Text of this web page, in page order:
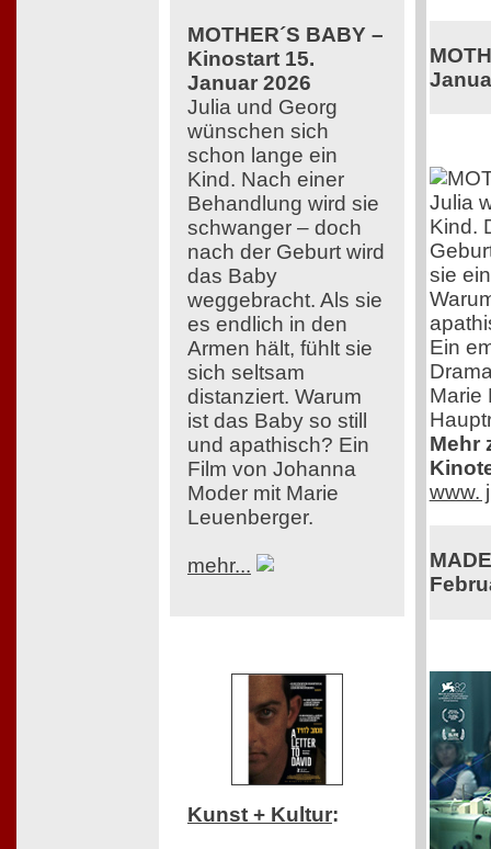
MOTHER´S BABY –
Kinostart 15.
Januar 2026
Julia und Georg
wünschen sich
schon lange ein
Kind. Nach einer
Behandlung wird sie
schwanger – doch
nach der Geburt wird
das Baby
weggebracht. Als sie
es endlich in den
Armen hält, fühlt sie
sich seltsam
distanziert. Warum
ist das Baby so still
und apathisch? Ein
Film von Johanna
Moder mit Marie
Leuenberger.
mehr...
Kunst + Kultur:
Julia
Kind.
sie
Ein
Marie
Mehr
www.